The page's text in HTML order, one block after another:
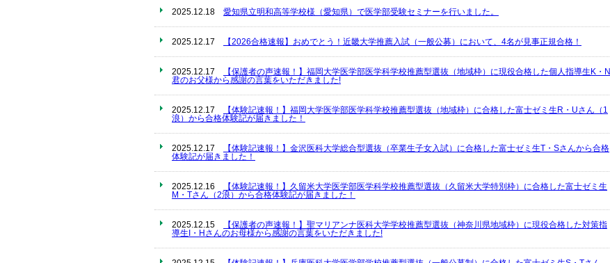
2025.12.18 愛知県立明和高等学校様（愛知県）で医学部受験セミナーを行いました。
2025.12.17 【2026合格速報】おめでとう！近畿大学推薦入試（一般公募）において、4名が見事正規合格！
2025.12.17
【保護者の声速報！】福岡大学医学部医学科学校推薦型選抜（地域枠）に現役合格した個人指導生K・N
君のお父様から感謝の言葉をいただきました!
2025.12.17
【体験記速報！】福岡大学医学部医学科学校推薦型選抜（地域枠）に合格した富士ゼミ生R・Uさん（1
浪）から合格体験記が届きました！
2025.12.17
【体験記速報！】金沢医科大学総合型選抜（卒業生子女入試）に合格した富士ゼミ生T・Sさんから合格
体験記が届きました！
2025.12.16
【体験記速報！】久留米大学医学部医学科学校推薦型選抜（久留米大学特別枠）に合格した富士ゼミ生
M・Tさん（2浪）から合格体験記が届きました！
2025.12.15
【保護者の声速報！】聖マリアンナ医科大学学校推薦型選抜（神奈川県地域枠）に現役合格した対策指
導生I・Hさんのお母様から感謝の言葉をいただきました!